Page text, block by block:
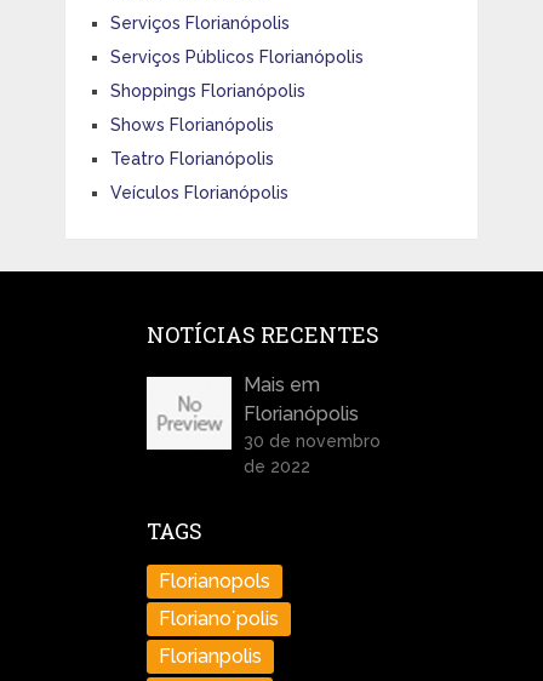
Serviços Florianópolis
Serviços Públicos Florianópolis
Shoppings Florianópolis
Shows Florianópolis
Teatro Florianópolis
Veículos Florianópolis
NOTÍCIAS RECENTES
Mais em
Florianópolis
30 de novembro
de 2022
TAGS
Florianopols
Floriano´polis
Florianpolis